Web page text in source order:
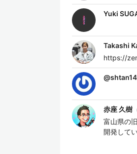
Yuki
Takashi
https://
@shtan14
赤座 久樹
富山県の
開発して